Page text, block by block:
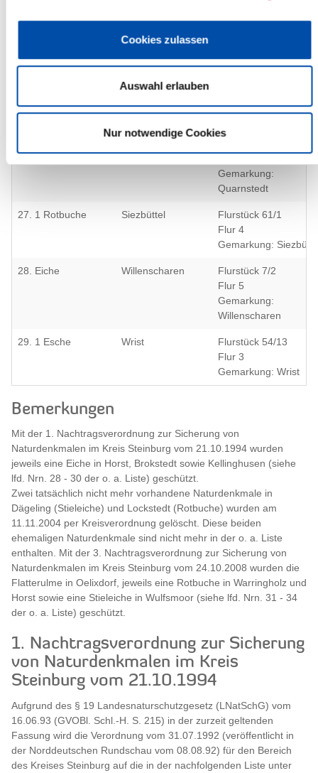
Cookies zulassen
Auswahl erlauben
Nur notwendige Cookies
Overndorf-Grönhude
Lockstedt
Gemarkung Lockstedt
Flur 8
Gemarkung:
Quarnstedt
27. 1 Rotbuche Siezbüttel
Flurstück 61/1
Flur 4
Gemarkung:
28. Eiche Willenscharen
Flurstück 7/2
Flur 5
Gemarkung:
Willenscharen
29. 1 Esche Wrist
Flurstück 54/13
Flur 3
Gemarkung: Wrist
Bemerkungen
Mit der 1. Nachtragsverordnung zur Sicherung von
Naturdenkmalen im Kreis Steinburg vom 21.10.1994 wurden
jeweils eine Eiche in Horst, Brokstedt sowie Kellinghusen (siehe
lfd. Nrn. 28 - 30 der o. a. Liste) geschützt.
Zwei tatsächlich nicht mehr vorhandene Naturdenkmale in
Dägeling (Stieleiche) und Lockstedt (Rotbuche) wurden am
11.11.2004 per Kreisverordnung gelöscht. Diese beiden
ehemaligen Naturdenkmale sind nicht mehr in der o. a. Liste
enthalten. Mit der 3. Nachtragsverordnung zur Sicherung von
Naturdenkmalen im Kreis Steinburg vom 24.10.2008 wurden die
Flatterulme in Oelixdorf, jeweils eine Rotbuche in Warringholz und
Horst sowie eine Stieleiche in Wulfsmoor (siehe lfd. Nrn. 31 - 34
der o. a. Liste) geschützt.
1. Nachtragsverordnung zur Sicherung
von Naturdenkmalen im Kreis
Steinburg vom 21.10.1994
Aufgrund des § 19 Landesnaturschutzgesetz (LNatSchG) vom
16.06.93 (GVOBl. Schl.-H. S. 215) in der zurzeit geltenden
Fassung wird die Verordnung vom 31.07.1992 (veröffentlicht in
der Norddeutschen Rundschau vom 08.08.92) für den Bereich
des Kreises Steinburg auf die in der nachfolgenden Liste unter